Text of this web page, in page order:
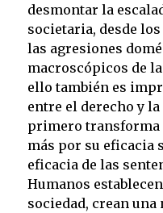
desmontar la
societaria, desde
las agresiones
macroscópicos de
ello también es
entre el derecho y
primero transforma
más por su eficacia
eficacia de las
Humanos
sociedad, crean una